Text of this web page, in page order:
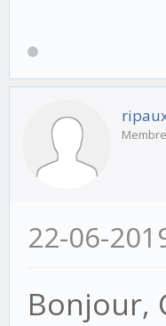
Membre
22-06-
Bonjour,